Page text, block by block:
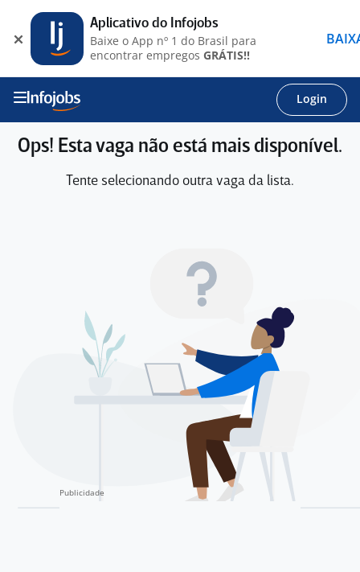
Login
Ops! Esta vaga não está mais disponível.
Tente selecionando outra vaga da lista.
Aplicativo do Infojobs
Baixe o App nº 1 do Brasil para
encontrar empregos GRÁTIS!!